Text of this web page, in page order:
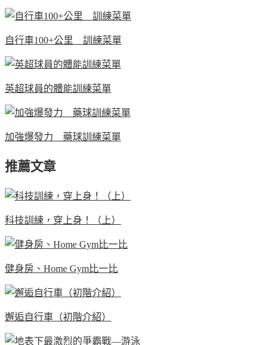
自行車100+公里 訓練菜單
英超球員的體能訓練菜單
加強爆發力 藥球訓練菜單
推薦文章
科技訓練，穿上身！（上）
健身房、Home Gym比一比
邂逅自行車（初階介紹）